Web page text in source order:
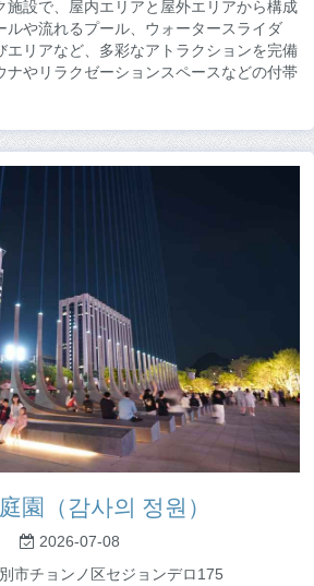
施設で、屋内エリアと屋外エリアから構成
ルや流れるプール、ウォータースライダ
エリアなど、多彩なアトラクションを完備
ナやリラクゼーションスペースなどの付帯
園（감사의 정원）
2026-07-08
市チョンノ区セジョンデロ175